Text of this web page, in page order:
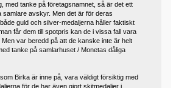
med tanke på företagsnamnet, så är det ett
samlare avskyr. Men det är för deras
guld och silver-medaljerna håller faktiskt
får dem till spotpris kan de i vissa fall vara
var beredd på att de kanske inte är helt
tanke på samlarhuset / Monetas dåliga
Birka är inne på, vara väldigt försiktig med
för de har även gjort skitmedaljer i